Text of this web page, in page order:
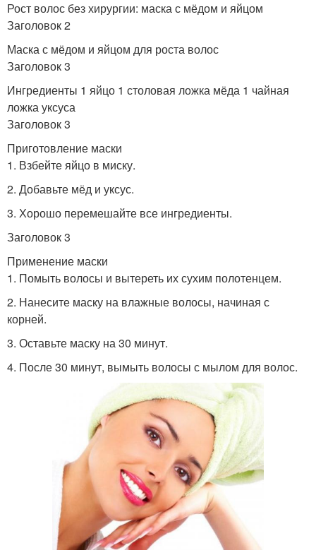
Рост волос без хирургии: маска с мёдом и яйцом
Заголовок 2
Маска с мёдом и яйцом для роста волос
Заголовок 3
Ингредиенты 1 яйцо 1 столовая ложка мёда 1 чайная
ложка уксуса
Заголовок 3
Приготовление маски
1. Взбейте яйцо в миску.
2. Добавьте мёд и уксус.
3. Хорошо перемешайте все ингредиенты.
Заголовок 3
Применение маски
1. Помыть волосы и вытереть их сухим полотенцем.
2. Нанесите маску на влажные волосы, начиная с
корней.
3. Оставьте маску на 30 минут.
4. После 30 минут, вымыть волосы с мылом для волос.